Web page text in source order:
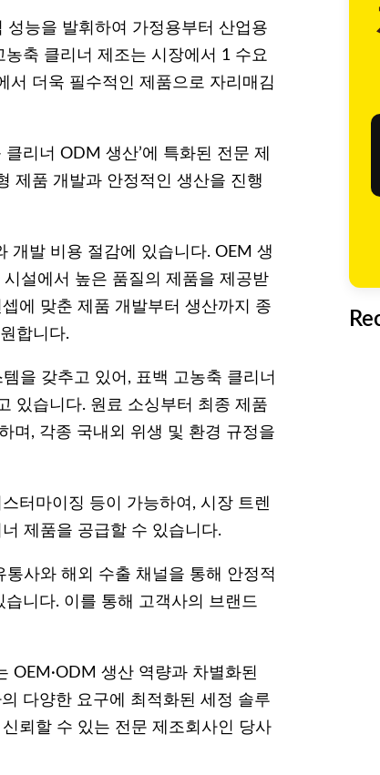
능을 발휘하여 가정용부터 산업용
축 클리너 제조는 시장에서 1 수요
서 더욱 필수적인 제품으로 자리매김
클리너 ODM 생산’에 특화된 전문 제
제품 개발과 안정적인 생산을 진행
개발 비용 절감에 있습니다. OEM 생
설에서 높은 품질의 제품을 제공받
에 맞춘 제품 개발부터 생산까지 종
합니다.
을 갖추고 있어, 표백 고농축 클리너
있습니다. 원료 소싱부터 최종 제품
며, 각종 국내외 위생 및 환경 규정을
터마이징 등이 가능하여, 시장 트렌
제품을 공급할 수 있습니다.
사와 해외 수출 채널을 통해 안정적
니다. 이를 통해 고객사의 브랜드
OEM·ODM 생산 역량과 차별화된
다양한 요구에 최적화된 세정 솔루
뢰할 수 있는 전문 제조회사인 당사